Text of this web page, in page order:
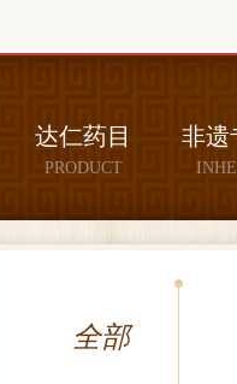
达仁药目
PRODUCT
非遗
全部